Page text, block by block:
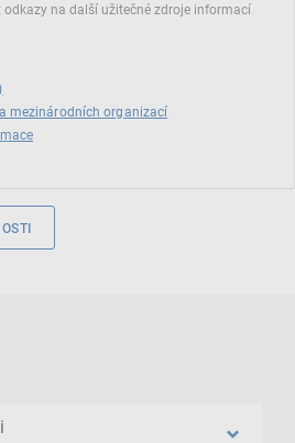
odkazy na další užitečné zdroje informací
mezinárodních organizací